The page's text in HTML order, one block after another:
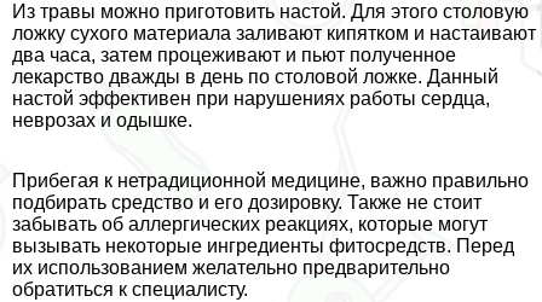
Из травы можно приготовить настой. Для этого столовую
ложку сухого материала заливают кипятком и настаивают
два часа, затем процеживают и пьют полученное
лекарство дважды в день по столовой ложке. Данный
настой эффективен при нарушениях работы сердца,
неврозах и одышке.
Прибегая к нетрадиционной медицине, важно правильно
подбирать средство и его дозировку. Также не стоит
забывать об аллергических реакциях, которые могут
вызывать некоторые ингредиенты фитосредств. Перед
их использованием желательно предварительно
обратиться к специалисту.